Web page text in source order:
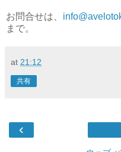
お問合せは、
まで。
at 21:12
共有
‹